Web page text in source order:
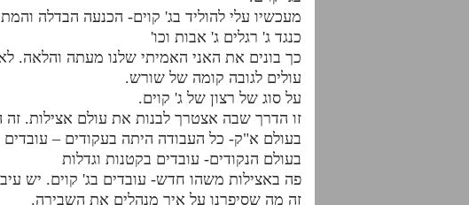
מעכשיו עלי להוליד בג' קוים- הכנעה הבדלה
כנגד ג' רגלים ג' אבות וכו'
כך בונים את האני האמיתי שלנו מעתה והלאה.
עולים לגובה קומה של שורש.
על סוג של רצון של ג' קוים.
זו הדרך שבה אצטרך לבנות את עולם אצילות. זה
בעולם א"ק- כל העבודה היתה בעקודים –
בעולם הנקודים- עובדים בקטנות וגדלות
פה באצילות משהו חדש- עובדים בג' קוים. יש
זה מה שסיפרנו על איך מנהלים את השבירה.